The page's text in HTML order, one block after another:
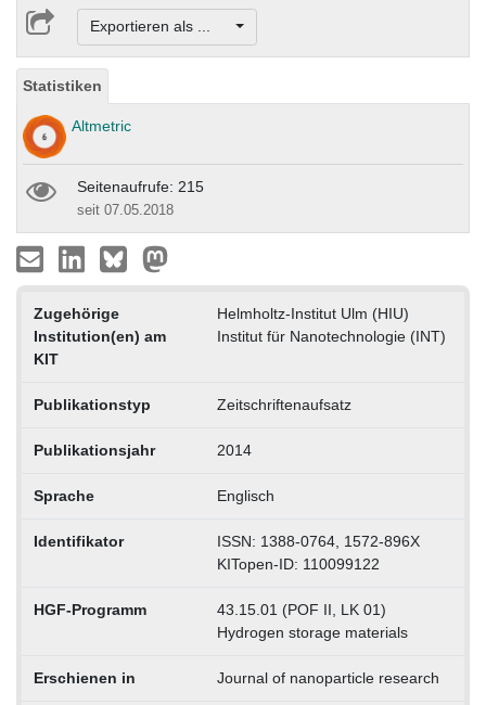
Exportieren als ...
Statistiken
Altmetric
Seitenaufrufe: 215
seit 07.05.2018
Zugehörige
Institution(en) am
KIT
Helmholtz-Institut Ulm (HIU)
Institut für Nanotechnologie (INT)
Publikationstyp Zeitschriftenaufsatz
Publikationsjahr 2014
Sprache Englisch
Identifikator
ISSN: 1388-0764, 1572-896X
KITopen-ID: 110099122
HGF-Programm
43.15.01 (POF II, LK 01)
Hydrogen storage materials
Erschienen in Journal of nanoparticle research